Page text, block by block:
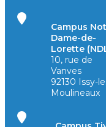
Campus
Dame-de-
Lorette
10, rue de
Vanves
92130 Issy-
Moulineaux